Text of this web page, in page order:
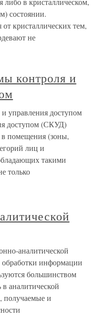
состоянии.
кристаллических тем,
не
контроля и
управления доступом
доступом (СКУД)
в помещения (зоны,
лиц и
такими
только
аналитической
информации
большинством
аналитической
получаемые и